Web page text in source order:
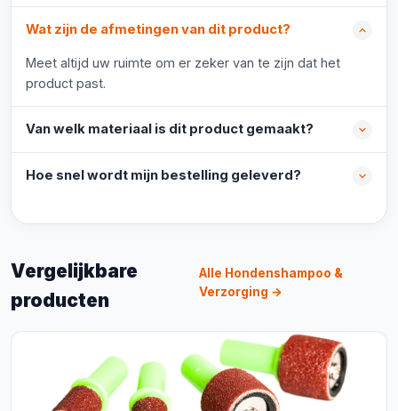
Wat zijn de afmetingen van dit product?
Meet altijd uw ruimte om er zeker van te zijn dat het
product past.
Van welk materiaal is dit product gemaakt?
Hoe snel wordt mijn bestelling geleverd?
Vergelijkbare
producten
Alle Hondenshampoo &
Verzorging →